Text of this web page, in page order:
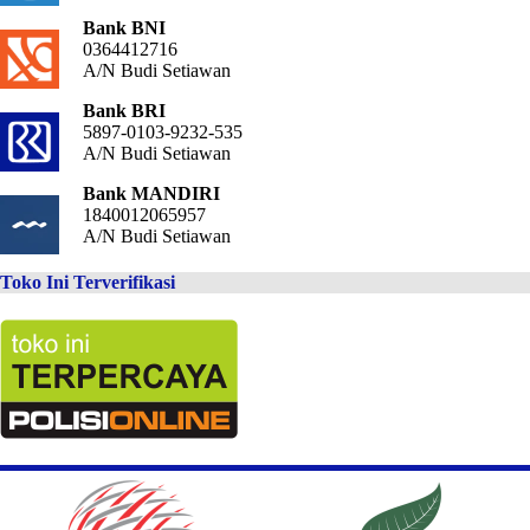
Bank BNI
0364412716
A/N Budi Setiawan
Bank BRI
5897-0103-9232-535
A/N Budi Setiawan
Bank MANDIRI
1840012065957
A/N Budi Setiawan
Toko Ini Terverifikasi